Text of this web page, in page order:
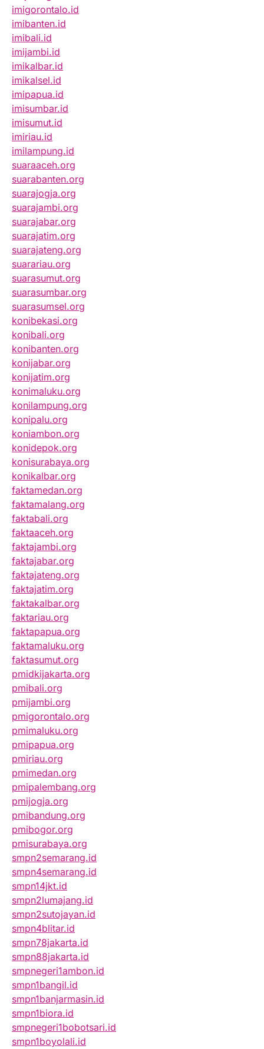
imigorontalo.id
imibanten.id
imibali.id
imijambi.id
imikalbar.id
imikalsel.id
imipapua.id
imisumbar.id
imisumut.id
imiriau.id
imilampung.id
suaraaceh.org
suarabanten.org
suarajogja.org
suarajambi.org
suarajabar.org
suarajatim.org
suarajateng.org
suarariau.org
suarasumut.org
suarasumbar.org
suarasumsel.org
konibekasi.org
konibali.org
konibanten.org
konijabar.org
konijatim.org
konimaluku.org
konilampung.org
konipalu.org
koniambon.org
konidepok.org
konisurabaya.org
konikalbar.org
faktamedan.org
faktamalang.org
faktabali.org
faktaaceh.org
faktajambi.org
faktajabar.org
faktajateng.org
faktajatim.org
faktakalbar.org
faktariau.org
faktapapua.org
faktamaluku.org
faktasumut.org
pmidkijakarta.org
pmibali.org
pmijambi.org
pmigorontalo.org
pmimaluku.org
pmipapua.org
pmiriau.org
pmimedan.org
pmipalembang.org
pmijogja.org
pmibandung.org
pmibogor.org
pmisurabaya.org
smpn2semarang.id
smpn4semarang.id
smpn14jkt.id
smpn2lumajang.id
smpn2sutojayan.id
smpn4blitar.id
smpn78jakarta.id
smpn88jakarta.id
smpnegeri1ambon.id
smpn1bangil.id
smpn1banjarmasin.id
smpn1biora.id
smpnegeri1bobotsari.id
smpn1boyolali.id